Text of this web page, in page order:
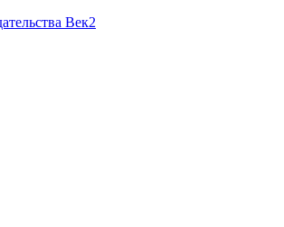
Век2